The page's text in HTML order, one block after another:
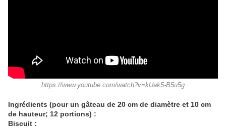
https://www.youtube.com/watch?v=kUak5-B5u5g
Ingrédients (pour un gâteau de 20 cm de diamètre et 10 cm
de hauteur; 12 portions) :
Biscuit :